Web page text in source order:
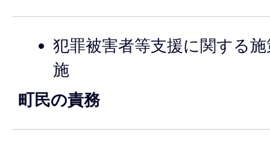
犯罪被害者等支援に関する
施
町民の責務